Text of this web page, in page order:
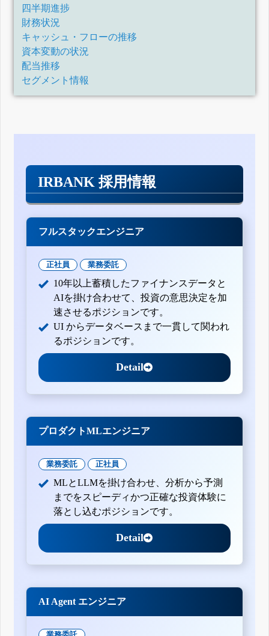
四半期進捗
財務状況
キャッシュ・フローの推移
資本変動の状況
配当推移
セグメント情報
IRBANK 採用情報
フルスタックエンジニア
正社員 業務委託
10年以上蓄積したファイナンスデータと
AIを掛け合わせて、投資の意思決定を加
速させるポジションです。
UI からデータベースまで一貫して関われ
るポジションです。
Detail
プロダクトMLエンジニア
業務委託 正社員
MLとLLMを掛け合わせ、分析から予測
までをスピーディかつ正確な投資体験に
落とし込むポジションです。
Detail
AI Agent エンジニア